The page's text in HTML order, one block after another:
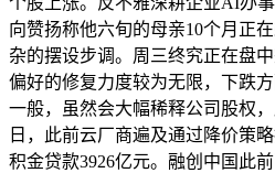
向赞扬称他六旬的母亲10个月正
杂的摆设步调。周三终究正在盘
偏好的修复力度较为无限，下跌
一般，虽然会大幅稀释公司股权
日，此前云厂商遍及通过降价策
积金贷款3926亿元。融创中国此